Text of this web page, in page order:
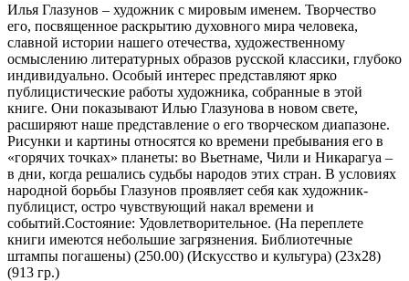
Илья Глазунов – художник с мировым именем. Творчество
его, посвященное раскрытию духовного мира человека,
славной истории нашего отечества, художественному
осмыслению литературных образов русской классики, глубоко
индивидуально. Особый интерес представляют ярко
публицистические работы художника, собранные в этой
книге. Они показывают Илью Глазунова в новом свете,
расширяют наше представление о его творческом диапазоне.
Рисунки и картины относятся ко времени пребывания его в
«горячих точках» планеты: во Вьетнаме, Чили и Никарагуа –
в дни, когда решались судьбы народов этих стран. В условиях
народной борьбы Глазунов проявляет себя как художник-
публицист, остро чувствующий накал времени и
событий.Состояние: Удовлетворительное. (На переплете
книги имеются небольшие загрязнения. Библиотечные
штампы погашены) (250.00) (Искусство и культура) (23х28)
(913 гр.)